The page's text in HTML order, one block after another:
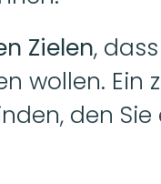
Zielen,
wollen. Ein
den